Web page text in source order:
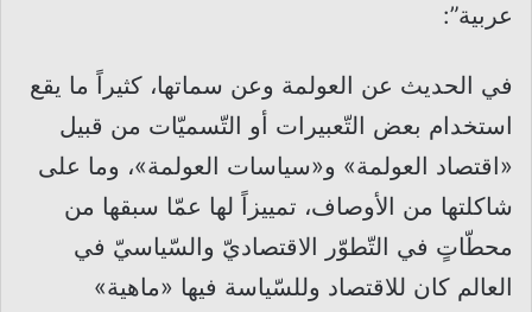
عربية”:
في الحديث عن العولمة وعن سماتها، كثيراً ما يقع
استخدام بعض التّعبيرات أو التّسميّات من قبيل
«اقتصاد العولمة» و«سياسات العولمة»، وما على
شاكلتها من الأوصاف، تمييزاً لها عمّا سبقها من
محطّاتٍ في التّطوّر الاقتصاديّ والسّياسيّ في
العالم كان للاقتصاد وللسّياسة فيها «ماهية»